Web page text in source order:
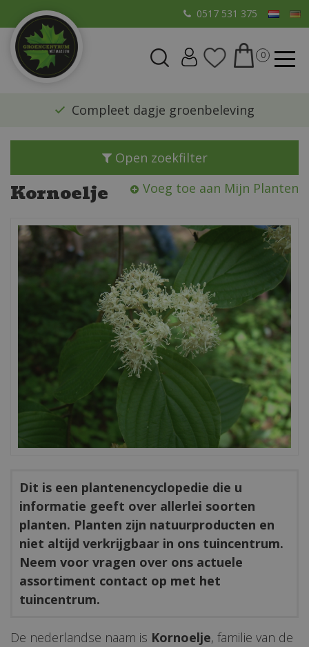
a
0517 531 375
​Compleet dagje groenbeleving
Open zoekfilter
Kornoelje Voeg toe aan Mijn Planten
Dit is een plantenencyclopedie die u
informatie geeft over allerlei soorten
planten. Planten zijn natuurproducten en
niet altijd verkrijgbaar in ons tuincentrum.
Neem voor vragen over ons actuele
assortiment contact op met het
tuincentrum.
De nederlandse naam is Kornoelje, familie van de